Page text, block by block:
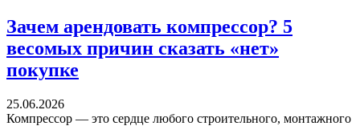
Зачем арендовать компрессор? 5
весомых причин сказать «нет»
покупке
25.06.2026
Компрессор — это сердце любого строительного, монтажного